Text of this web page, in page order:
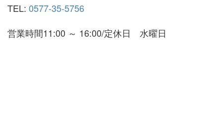
TEL: 0577-35-5756
営業時間11:00 ～ 16:00/定休日 水曜日